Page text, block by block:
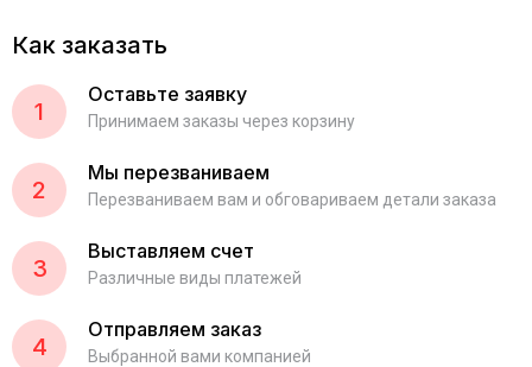
Как заказать
1
Оставьте заявку
Принимаем заказы через корзину
2
Мы перезваниваем
Перезваниваем вам и обговариваем детали заказа
3
Выставляем счет
Различные виды платежей
4
Отправляем заказ
Выбранной вами компанией